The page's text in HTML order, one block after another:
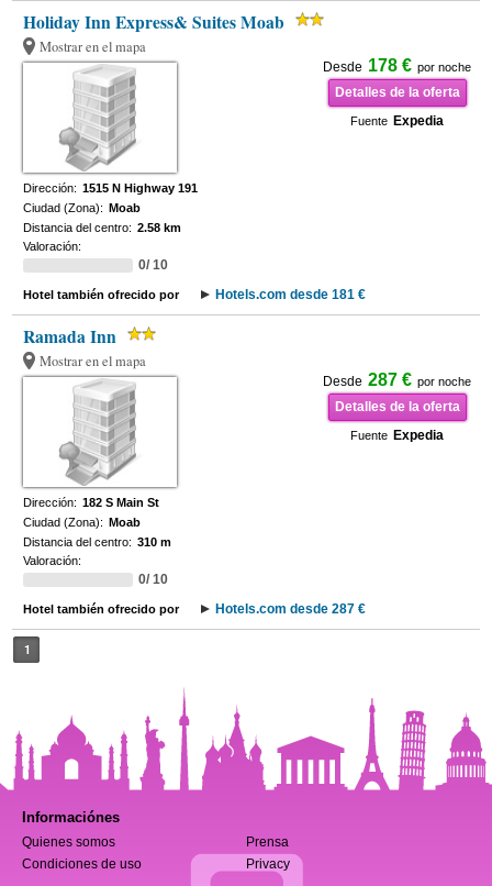
Holiday Inn Express& Suites Moab
Mostrar en el mapa
Desde 178 € por noche
Detalles de la oferta
Fuente Expedia
Dirección: 1515 N Highway 191
Ciudad (Zona): Moab
Distancia del centro: 2.58 km
Valoración:
0/ 10
Hotel también ofrecido por Hotels.com desde 181 €
Ramada Inn
Mostrar en el mapa
Desde 287 € por noche
Detalles de la oferta
Fuente Expedia
Dirección: 182 S Main St
Ciudad (Zona): Moab
Distancia del centro: 310 m
Valoración:
0/ 10
Hotel también ofrecido por Hotels.com desde 287 €
1
Informaciónes
Quienes somos
Prensa
Condiciones de uso
Privacy